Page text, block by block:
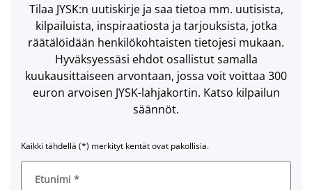
Tilaa JYSK:n uutiskirje ja saa tietoa mm. uutisista,
kilpailuista, inspiraatiosta ja tarjouksista, jotka
räätälöidään henkilökohtaisten tietojesi mukaan.
Hyväksyessäsi ehdot osallistut samalla
kuukausittaiseen arvontaan, jossa voit voittaa 300
euron arvoisen JYSK-lahjakortin. Katso kilpailun
säännöt.
Kaikki tähdellä (*) merkityt kentät ovat pakollisia.
Etunimi *